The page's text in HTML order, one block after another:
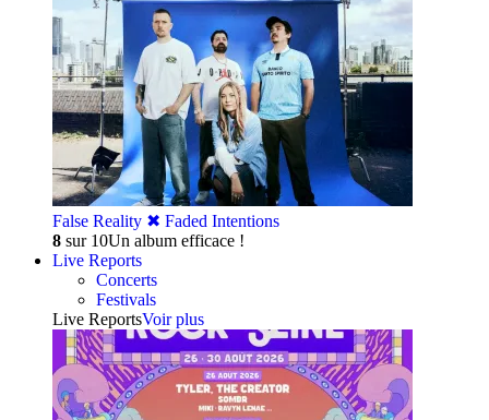
False Reality ✖︎ Faded Intentions
8 sur 10Un album efficace !
Live Reports
Concerts
Festivals
Live ReportsVoir plus